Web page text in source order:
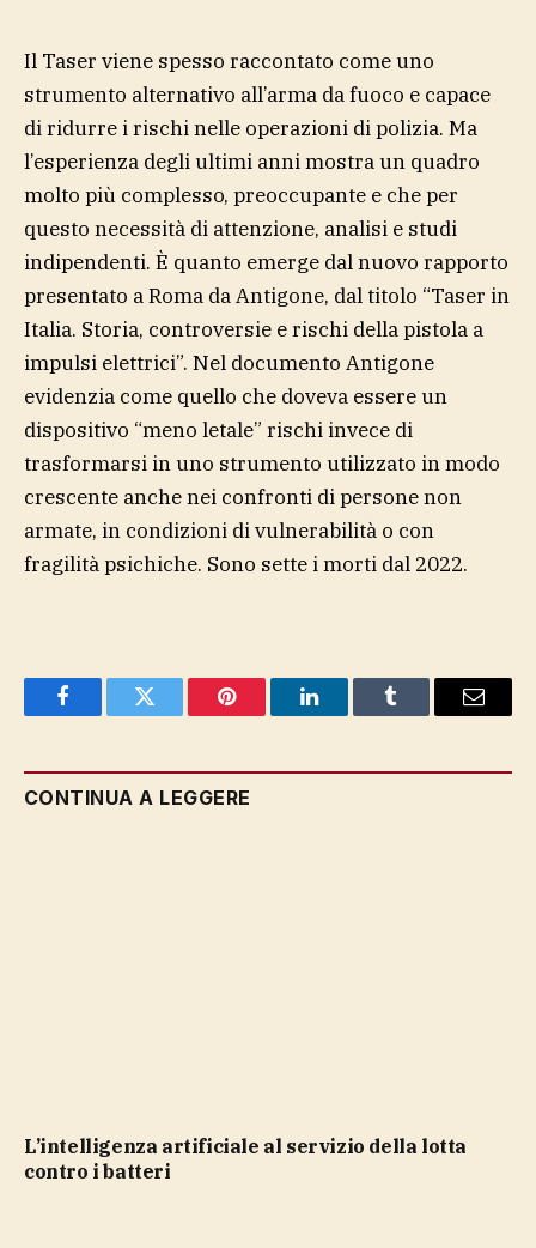
Il Taser viene spesso raccontato come uno
strumento alternativo all’arma da fuoco e capace
di ridurre i rischi nelle operazioni di polizia. Ma
l’esperienza degli ultimi anni mostra un quadro
molto più complesso, preoccupante e che per
questo necessità di attenzione, analisi e studi
indipendenti. È quanto emerge dal nuovo rapporto
presentato a Roma da Antigone, dal titolo “Taser in
Italia. Storia, controversie e rischi della pistola a
impulsi elettrici”. Nel documento Antigone
evidenzia come quello che doveva essere un
dispositivo “meno letale” rischi invece di
trasformarsi in uno strumento utilizzato in modo
crescente anche nei confronti di persone non
armate, in condizioni di vulnerabilità o con
fragilità psichiche. Sono sette i morti dal 2022.
FacebookTwitter Pinterest LinkedInTumblr Email
CONTINUA A LEGGERE
L’intelligenza artificiale al servizio della lotta
contro i batteri